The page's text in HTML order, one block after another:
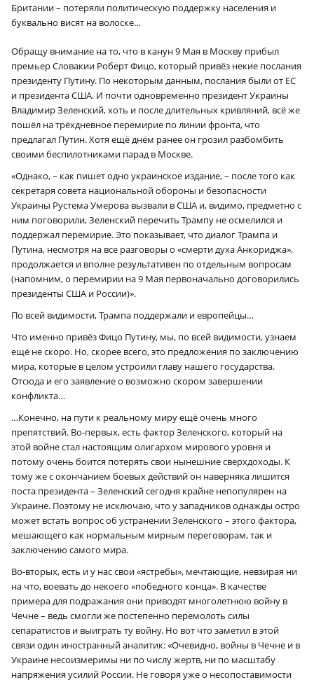
Британии – потеряли политическую поддержку населения и
буквально висят на волоске…
Обращу внимание на то, что в канун 9 Мая в Москву прибыл
премьер Словакии Роберт Фицо, который привёз некие послания
президенту Путину. По некоторым данным, послания были от ЕС
и президента США. И почти одновременно президент Украины
Владимир Зеленский, хоть и после длительных кривляний, всё же
пошёл на трёхдневное перемирие по линии фронта, что
предлагал Путин. Хотя ещё днём ранее он грозил разбомбить
своими беспилотниками парад в Москве.
«Однако, – как пишет одно украинское издание, – после того как
секретаря совета национальной обороны и безопасности
Украины Рустема Умерова вызвали в США и, видимо, предметно с
ним поговорили, Зеленский перечить Трампу не осмелился и
поддержал перемирие. Это показывает, что диалог Трампа и
Путина, несмотря на все разговоры о «смерти духа Анкориджа»,
продолжается и вполне результативен по отдельным вопросам
(напомним, о перемирии на 9 Мая первоначально договорились
президенты США и России)».
По всей видимости, Трампа поддержали и европейцы…
Что именно привёз Фицо Путину, мы, по всей видимости, узнаем
ещё не скоро. Но, скорее всего, это предложения по заключению
мира, которые в целом устроили главу нашего государства.
Отсюда и его заявление о возможно скором завершении
конфликта…
…Конечно, на пути к реальному миру ещё очень много
препятствий. Во-первых, есть фактор Зеленского, который на
этой войне стал настоящим олигархом мирового уровня и
потому очень боится потерять свои нынешние сверхдоходы. К
тому же с окончанием боевых действий он наверняка лишится
поста президента – Зеленский сегодня крайне непопулярен на
Украине. Поэтому не исключаю, что у западников однажды остро
может встать вопрос об устранении Зеленского – этого фактора,
мешающего как нормальным мирным переговорам, так и
заключению самого мира.
Во-вторых, есть и у нас свои «ястребы», мечтающие, невзирая ни
на что, воевать до некоего «победного конца». В качестве
примера для подражания они приводят многолетнюю войну в
Чечне – ведь смогли же постепенно перемолоть силы
сепаратистов и выиграть ту войну. Но вот что заметил в этой
связи один иностранный аналитик: «Очевидно, войны в Чечне и в
Украине несоизмеримы ни по числу жертв, ни по масштабу
напряжения усилий России. Не говоря уже о несопоставимости